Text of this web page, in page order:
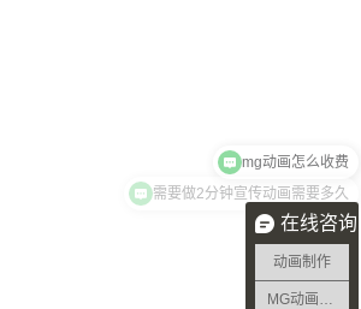
在线咨询
动画制作
MG动画制作
需要做2分钟宣传动画需要多久